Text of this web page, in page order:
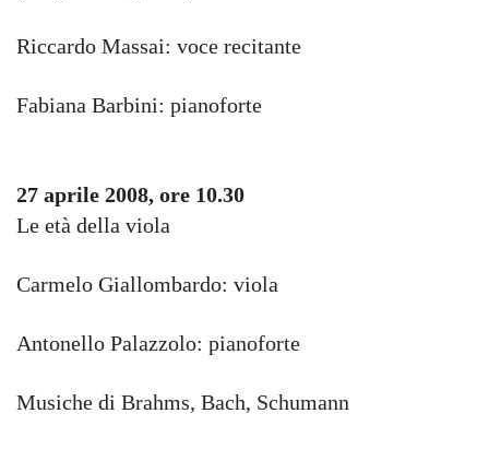
Riccardo Massai: voce recitante
Fabiana Barbini: pianoforte
27 aprile 2008, ore 10.30
Le età della viola
Carmelo Giallombardo: viola
Antonello Palazzolo: pianoforte
Musiche di Brahms, Bach, Schumann